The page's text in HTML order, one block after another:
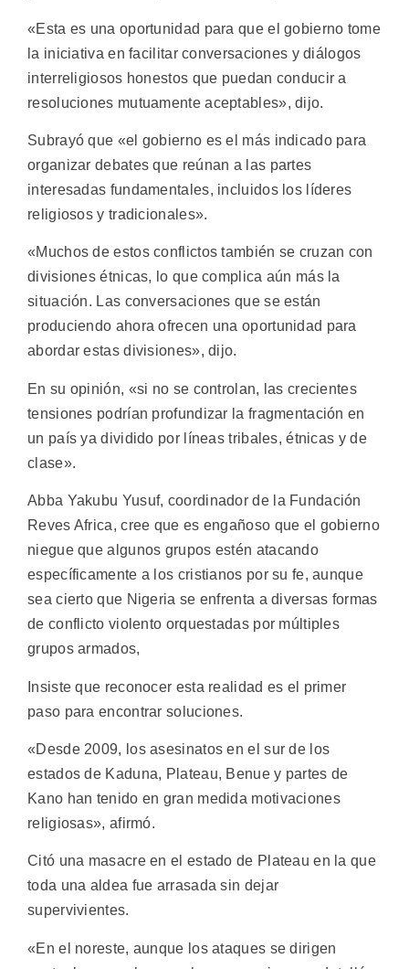
«Esta es una oportunidad para que el gobierno tome
la iniciativa en facilitar conversaciones y diálogos
interreligiosos honestos que puedan conducir a
resoluciones mutuamente aceptables», dijo.
Subrayó que «el gobierno es el más indicado para
organizar debates que reúnan a las partes
interesadas fundamentales, incluidos los líderes
religiosos y tradicionales».
«Muchos de estos conflictos también se cruzan con
divisiones étnicas, lo que complica aún más la
situación. Las conversaciones que se están
produciendo ahora ofrecen una oportunidad para
abordar estas divisiones», dijo.
En su opinión, «si no se controlan, las crecientes
tensiones podrían profundizar la fragmentación en
un país ya dividido por líneas tribales, étnicas y de
clase».
Abba Yakubu Yusuf, coordinador de la Fundación
Reves Africa, cree que es engañoso que el gobierno
niegue que algunos grupos estén atacando
específicamente a los cristianos por su fe, aunque
sea cierto que Nigeria se enfrenta a diversas formas
de conflicto violento orquestadas por múltiples
grupos armados,
Insiste que reconocer esta realidad es el primer
paso para encontrar soluciones.
«Desde 2009, los asesinatos en el sur de los
estados de Kaduna, Plateau, Benue y partes de
Kano han tenido en gran medida motivaciones
religiosas», afirmó.
Citó una masacre en el estado de Plateau en la que
toda una aldea fue arrasada sin dejar
supervivientes.
«En el noreste, aunque los ataques se dirigen